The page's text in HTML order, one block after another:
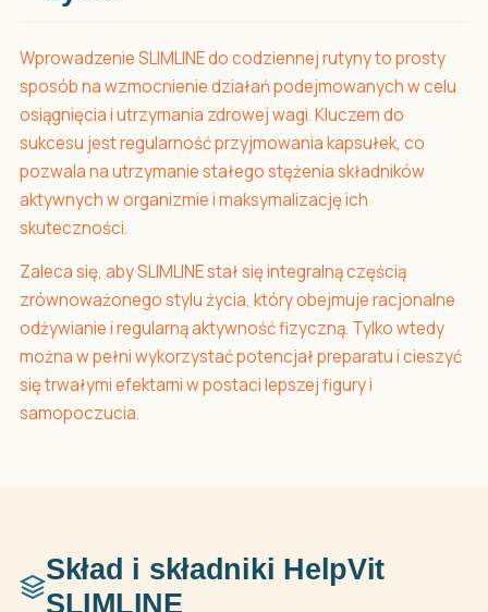
Wprowadzenie SLIMLINE do codziennej rutyny to prosty
sposób na wzmocnienie działań podejmowanych w celu
osiągnięcia i utrzymania zdrowej wagi. Kluczem do
sukcesu jest regularność przyjmowania kapsułek, co
pozwala na utrzymanie stałego stężenia składników
aktywnych w organizmie i maksymalizację ich
skuteczności.
Zaleca się, aby SLIMLINE stał się integralną częścią
zrównoważonego stylu życia, który obejmuje racjonalne
odżywianie i regularną aktywność fizyczną. Tylko wtedy
można w pełni wykorzystać potencjał preparatu i cieszyć
się trwałymi efektami w postaci lepszej figury i
samopoczucia.
Skład i składniki HelpVit
SLIMLINE